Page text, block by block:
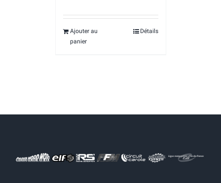
Ajouter au
panier
Détails